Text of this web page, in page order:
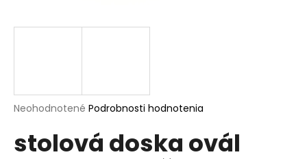
Priemerné
produktu
je
Neohodnotené Podrobnosti hodnotenia
stolová doska ovál
j
?